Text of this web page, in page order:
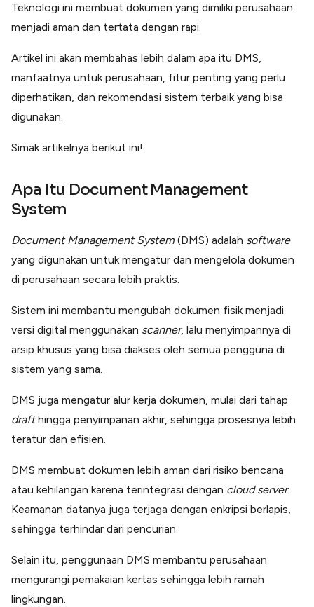
Teknologi ini membuat dokumen yang dimiliki perusahaan
menjadi aman dan tertata dengan rapi.
Artikel ini akan membahas lebih dalam apa itu DMS,
manfaatnya untuk perusahaan, fitur penting yang perlu
diperhatikan, dan rekomendasi sistem terbaik yang bisa
digunakan.
Simak artikelnya berikut ini!
Apa Itu Document Management
System
Document Management System (DMS) adalah software
yang digunakan untuk mengatur dan mengelola dokumen
di perusahaan secara lebih praktis.
Sistem ini membantu mengubah dokumen fisik menjadi
versi digital menggunakan scanner, lalu menyimpannya di
arsip khusus yang bisa diakses oleh semua pengguna di
sistem yang sama.
DMS juga mengatur alur kerja dokumen, mulai dari tahap
drafthingga penyimpanan akhir, sehingga prosesnya lebih
teratur dan efisien.
DMS membuat dokumen lebih aman dari risiko bencana
atau kehilangan karena terintegrasi dengan cloud server.
Keamanan datanya juga terjaga dengan enkripsi berlapis,
sehingga terhindar dari pencurian.
Selain itu, penggunaan DMS membantu perusahaan
mengurangi pemakaian kertas sehingga lebih ramah
lingkungan.